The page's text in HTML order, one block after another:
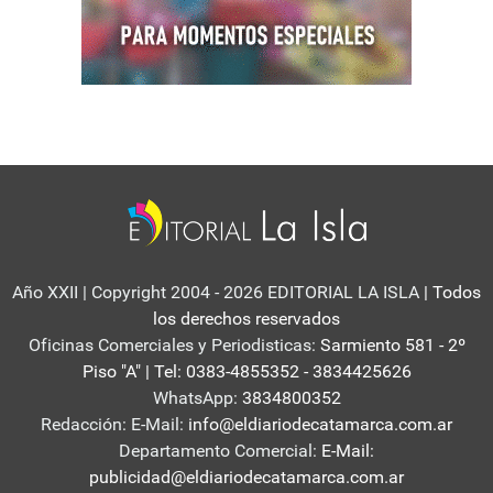
Año XXII | Copyright 2004 - 2026 EDITORIAL LA ISLA | Todos
los derechos reservados
Oficinas Comerciales y Periodisticas: Sarmiento 581 - 2º
Piso "A" | Tel: 0383-4855352 - 3834425626
WhatsApp: 3834800352
Redacción: E-Mail: info@eldiariodecatamarca.com.ar
Departamento Comercial: E-Mail:
publicidad@eldiariodecatamarca.com.ar